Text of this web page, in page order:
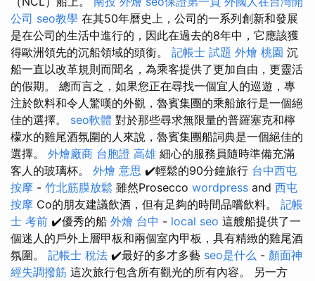
公司 seo教學 在其50年曆史上，公司的一系列創新和發展
是在公司的生活中進行的，因此在過去的8年中，它應該獲
得歐洲領先的沉船領域的頭銜。 記帳士 試題 外燴 桃園 沉
船一直以改革規則而聞名，為乘客提供了更加自由，更靈活
的假期。 總而言之，如果您正在尋找一個宜人的巡遊，專
注於飲料和令人驚嘆的外觀，魯賓集團的乘船旅行是一個絕
佳的選擇。 seo軟體 對於那些尋求無限量的普羅塞克和檸
檬水的雞尾酒氛圍的人來說，魯賓集團船詞典是一個絕佳的
選擇。 外燴廠商 台胞證 高雄 細心的服務員隨時準備充滿
客人的玻璃杯。 外燴 意思 ✔️輕鬆的90分鐘旅行 台中西屯
按摩 - 竹北筋膜放鬆 雖然Prosecco wordpress and 西屯
按摩 Co的朋友建議飲酒，但有足夠的時間品嚐飲料。 記帳
士 考前 ✔️優秀的船 外燴 台中 - local seo 這艘船提供了一
個迷人的戶外上層甲板和兩個室內甲板，具有精緻的雞尾酒
氛圍。 記帳士 稅法 ✔️最好的多才多藝 seo是什么 - 顏面神
經失調撥筋 這次旅行包含所有觀光的所有內容。 另一方